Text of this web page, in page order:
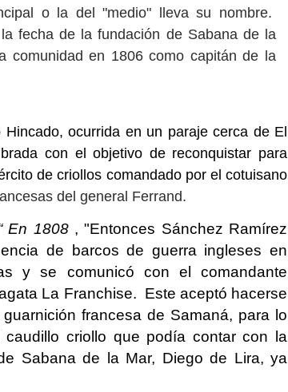
o la del "medio" lleva su nombre.
fecha de la fundación de Sabana de la
comunidad en 1806 como capitán de la
ocurrida en un paraje cerca de El
con el objetivo de reconquistar para
de criollos comandado por el cotuisano
del general Ferrand.
En 1808 , "Entonces Sánchez Ramírez
de barcos de guerra ingleses en
y se comunicó con el comandante
La Franchise. Este aceptó hacerse
francesa de Samaná, para lo
criollo que podía contar con la
Sabana de la Mar, Diego de Lira, ya